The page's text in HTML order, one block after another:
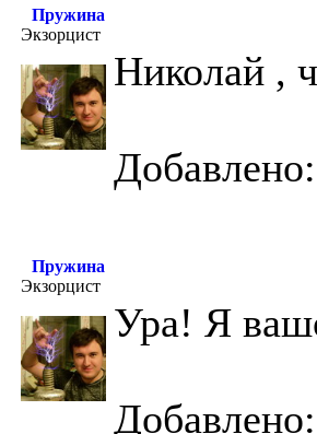
Пружина
Экзорцист
Николай ,
Пружина
Экзорцист
Ура! Я